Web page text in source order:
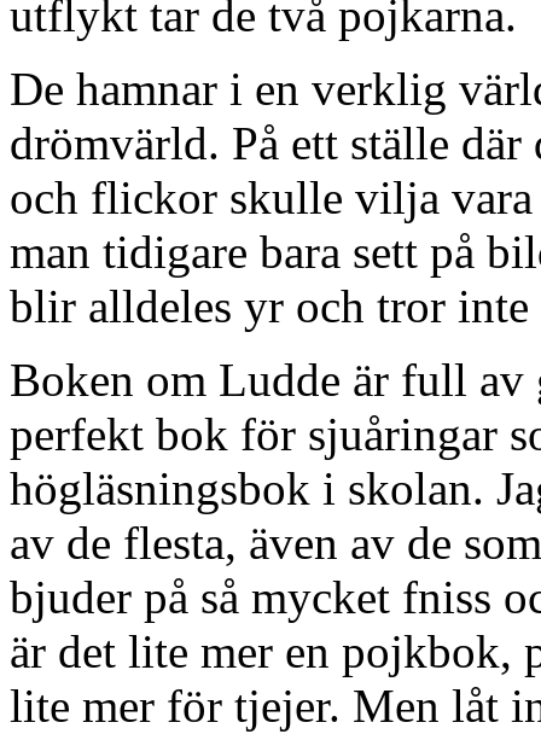
utflykt tar de två pojkarna.
De hamnar i en verklig
drömvärld. På ett ställe
och flickor skulle vilja vara
man tidigare bara sett på
blir alldeles yr och tror inte
Boken om Ludde är full av
perfekt bok för sjuåringar
högläsningsbok i skolan.
av de flesta, även av de
bjuder på så mycket fniss
är det lite mer en pojkbok,
lite mer för tjejer. Men låt